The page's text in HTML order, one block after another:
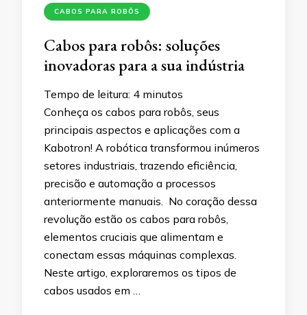
CABOS PARA ROBÔS
Cabos para robôs: soluções
inovadoras para a sua indústria
Tempo de leitura: 4 minutos
Conheça os cabos para robôs, seus
principais aspectos e aplicações com a
Kabotron! A robótica transformou inúmeros
setores industriais, trazendo eficiência,
precisão e automação a processos
anteriormente manuais. No coração dessa
revolução estão os cabos para robôs,
elementos cruciais que alimentam e
conectam essas máquinas complexas.
Neste artigo, exploraremos os tipos de
cabos usados em …